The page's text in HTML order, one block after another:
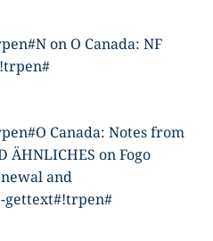
Non O Canada: NF
O Canada: Notes from
ÄHNLICHES onFogo
and